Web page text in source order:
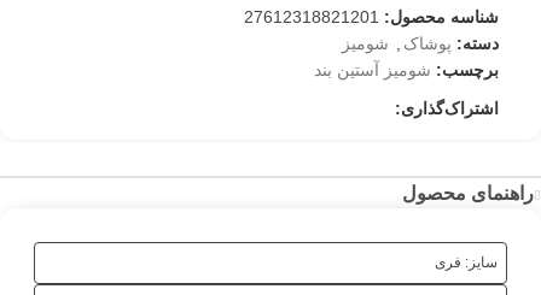
شناسه محصول: 27612318821201
دسته: پوشاک
شومیز
برچسب: شومیز آستین بند
اشتراک‌گذاری:
راهنمای محصول
سایز: فری